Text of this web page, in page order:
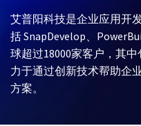
艾普阳科技是企业应用开
括 SnapDevelop、
球超过18000家客户，其
力于通过创新技术帮助企
方案。